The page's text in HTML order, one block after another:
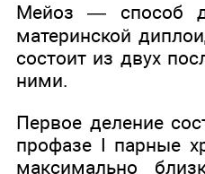
Мейоз — способ
материнской
состоит из двух
ними.
Первое деление
профазе I парные
максимально